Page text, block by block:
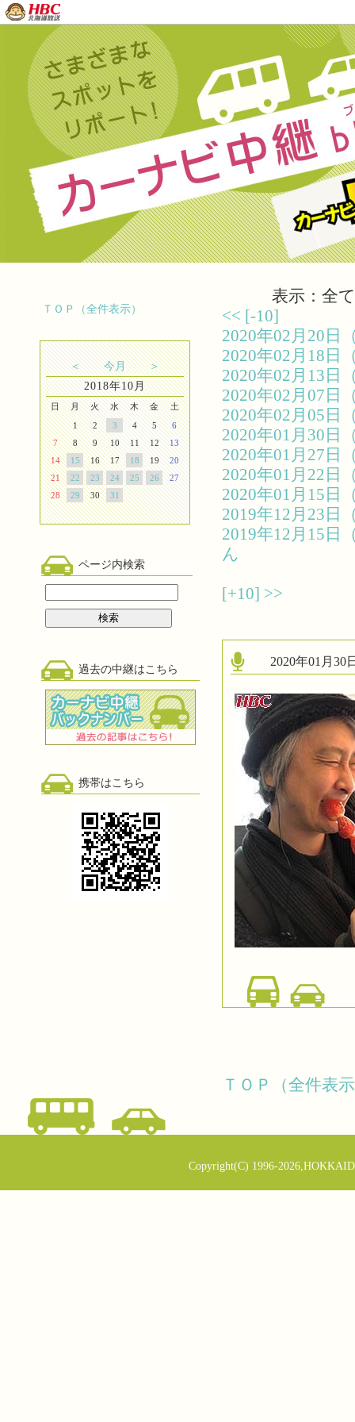
ＴＯＰ（全件表示）
＜ 今月
＞
2018年10月
日 月 火 水 木 金
土
1
2 3 4 5
6
7
8 9 10 11 12
13
14
15 16 17 18 19
20
21
22 23 24 25 26
27
28
29 30 31
ページ内検索
過去の中継はこちら
携帯はこちら
表示：全て
<< [-10]
2020年02月20
2020年02月18
2020年02月13
2020年02月07
2020年02月05
2020年01月30
2020年01月27
2020年01月22
2020年01月15
2019年12月23
2019年12月15
ん
[+10] >>
2020年01月
ＴＯＰ（全件表
Copyright(C) 1996-